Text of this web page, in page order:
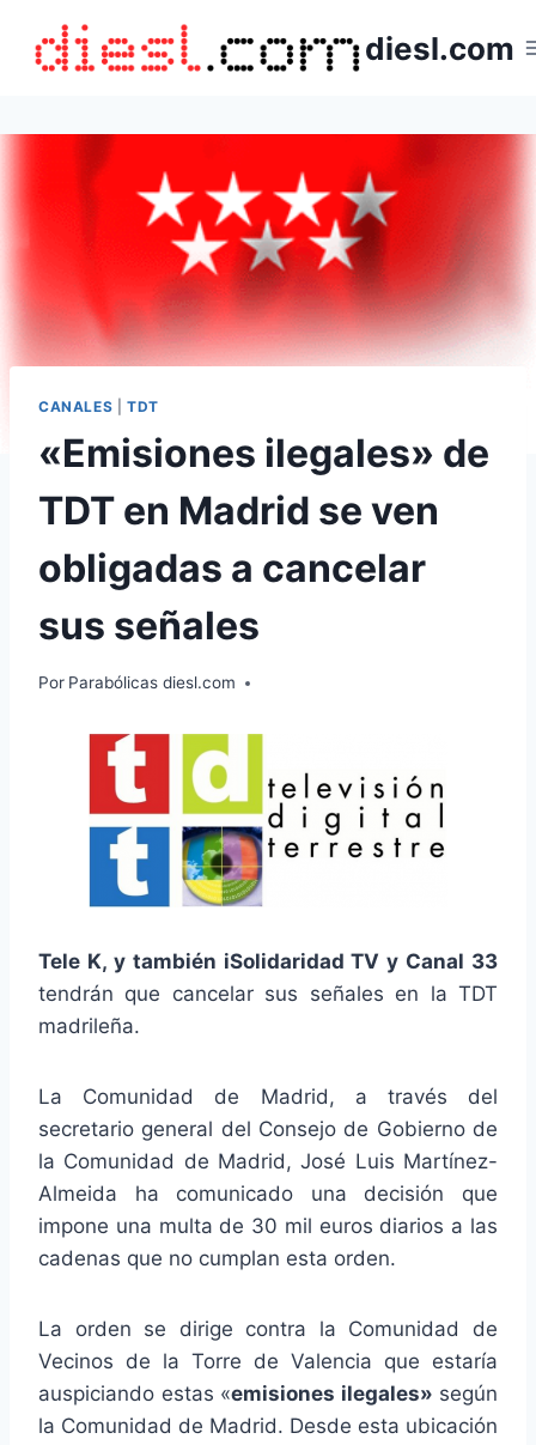
contenido
diesl.com
CANALES TDT
«Emisiones ilegales» de
TDT en Madrid se ven
obligadas a cancelar
sus señales
Por Parabólicas diesl.com
Tele K, y también iSolidaridad TV y Canal 33
tendrán que cancelar sus señales en la TDT
madrileña.
La Comunidad de Madrid, a través del
secretario general del Consejo de Gobierno de
la Comunidad de Madrid, José Luis Martínez-
Almeida ha comunicado una decisión que
impone una multa de 30 mil euros diarios a las
cadenas que no cumplan esta orden.
La orden se dirige contra la Comunidad de
Vecinos de la Torre de Valencia que estaría
auspiciando estas «emisiones ilegales» según
la Comunidad de Madrid. Desde esta ubicación